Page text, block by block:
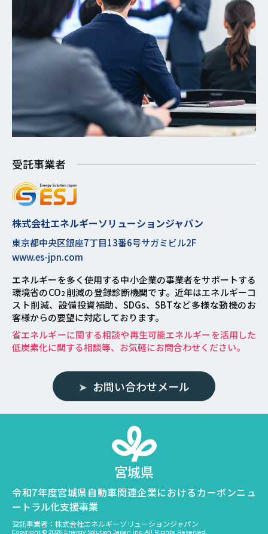
受託事業者
株式会社エネルギーソリューションジャパン
東京都中央区銀座7丁目13番6号サガミビル2F
www.es-jpn.com
エネルギーを多く使用する中小企業の事業者をサポートする
環境省のCO2 削減の登録診断機関です。近年はエネルギーコ
スト削減、設備投資補助、SDGs、SBTなど多様な動機のお
客様からの要望に対応しております。
省エネルギーに関する相談や再生可能エネルギーを活用した
低炭素化に関する相談等、お気軽にお問合わせください。
お問い合わせメール
宮城県
令和7年度宮城県自動車関連企業におけるカーボンニュ
ートラル化支援事業
受託事業者：株式会社エネルギーソリューションジャパン
Copyright © 2026 Energy Solution Japan inc. All Rights Reserved.